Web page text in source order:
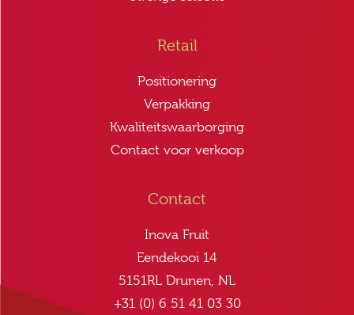
Retail
Positionering
Verpakking
Kwaliteitswaarborging
Contact voor verkoop
Contact
Inova Fruit
Eendekooi 14
5151RL Drunen, NL
+31 (0) 6 51 41 03 30